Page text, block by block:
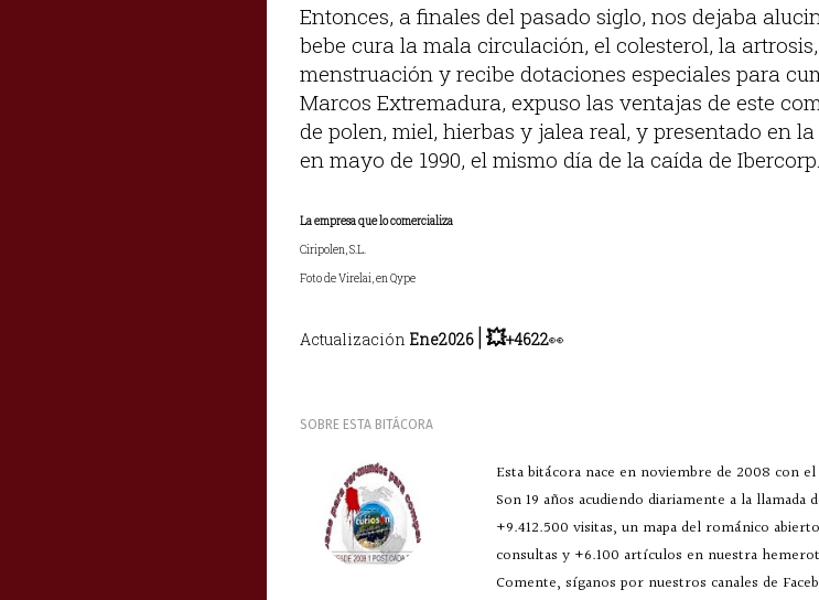
Entonces, a finales del pasado siglo, nos dejaba
bebe cura la mala circulación, el colesterol, la
menstruación y recibe dotaciones especiales para
Marcos Extremadura, expuso las ventajas de este
de polen, miel, hierbas y jalea real, y presentado en
en mayo de 1990, el mismo día de la caída de Ibercorp.
La empresa que lo comercializa
Ciripolen, S.L.
Foto de Virelai, en Qype
Actualización Ene2026 |💥+4622👀
SOBRE ESTA BITÁCORA
Esta bitácora nace en noviembre de 2008 con
Son 19 años acudiendo diariamente a la
+9.412.500 visitas, un mapa del románico
consultas y +6.100 artículos en nuestra
Comente, síganos por nuestros canales de